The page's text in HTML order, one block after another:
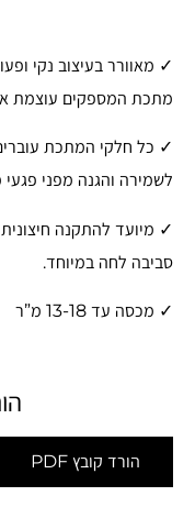
מתכת המספקים עוצמת
✓ כל חלקי המתכת עוברים
לשמירה והגנה מפני פגעי
✓ מיועד להתקנה חיצונית
סביבה לחה במיוחד.
✓ מכסה עד 13-18 מ”ר
הורד קובץ PDF